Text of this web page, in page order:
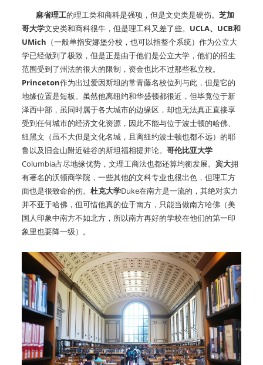
麻省理工的理工类和商科是强项，但是文史类是硬伤。 芝加
哥大学文史类和商科很牛，但是理工科又差了些。 UCLA、UCB和
UMich （一般单指安娜堡分校，也可以指整个系统）作为公立大
学已经做到了极致，但是正是由于他们是公立大学，他们的招生
范围受到了州法的很大的限制，资金也比不过那些私立校。
Princeton作为出过爱因斯坦的常青藤名校位列与此，但是它的
地缘位置是短板。虽然他离纽约和华盛顿都很近，但毕竟位于新
泽西中部，虽同时属于各大城市的边缘区，却也无法真正直接享
受到任何城市的经济文化资源，因此不能与位于波士顿的哈佛、
纽黑文（虽不大但是文化名城，且离纽约波士顿也都不远）的耶
鲁以及旧金山附近硅谷的斯坦福相提并论。 哥伦比亚大学
Columbia占尽地缘优势，文理工商法也都还算均衡发展。 宾大拥
有著名的沃顿商学院，一些其他的文科专业也很出色，但理工方
面也是很致命的伤。 杜克大学Duke在南方是一流的，其绝对实力
并不亚于哈佛，但可惜他真的位于南方，只能当做南方哈佛（美
国人印象中南方不如北方，所以南方再好的学校在他们的第一印
象里也要降一级）。